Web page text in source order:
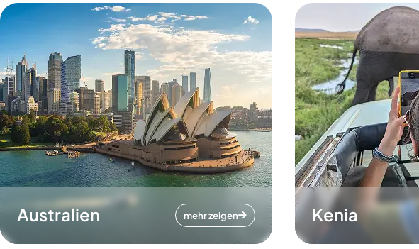
Australien mehr zeigen Kenia